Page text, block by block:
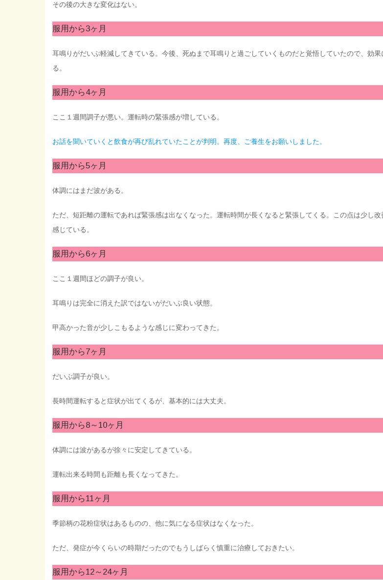
その後の大きな変化はない。
服用から3ヶ月
耳鳴りがだいぶ軽減してきている。今後、死ぬまで耳鳴りと過ごしていくものだと覚悟していたので、効果
る。
服用から4ヶ月
ここ１週間調子が悪い。運転時の緊張感が増している。
お話を聞いていくと飲食が再び乱れていたことが判明。再度、ご養生をお願いしました。
服用から5ヶ月
体調にはまだ波がある。
ただ、短距離の運転であれば緊張感は出なくなった。運転時間が長くなると緊張してくる。この点は少し改
感じている。
服用から6ヶ月
ここ１週間ほどの調子が良い。
耳鳴りは完全に消えた訳ではないがだいぶ良い状態。
甲高かった音が少しこもるような感じに変わってきた。
服用から7ヶ月
だいぶ調子が良い。
長時間運転すると症状が出てくるが、基本的には大丈夫。
服用から8～10ヶ月
体調には波があるが徐々に安定してきている。
運転出来る時間も距離も長くなってきた。
服用から11ヶ月
季節柄の花粉症状はあるものの、他に気になる症状はなくなった。
ただ、発症が今くらいの時期だったのでもうしばらく慎重に治療しておきたい。
服用から12～24ヶ月